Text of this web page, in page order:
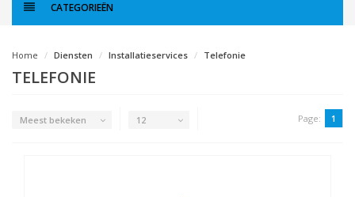
CATEGORIEËN
Home Diensten Installatieservices Telefonie
TELEFONIE
Meest bekeken 12 Page: 1